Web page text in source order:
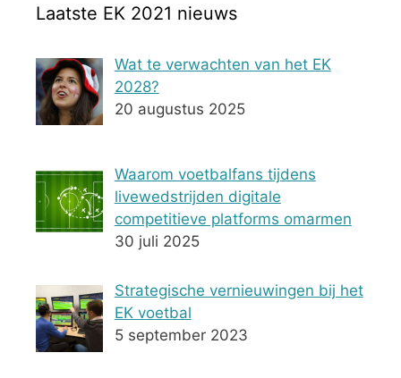
Laatste EK 2021 nieuws
Wat te verwachten van het EK
2028?
20 augustus 2025
Waarom voetbalfans tijdens
livewedstrijden digitale
competitieve platforms omarmen
30 juli 2025
Strategische vernieuwingen bij het
EK voetbal
5 september 2023